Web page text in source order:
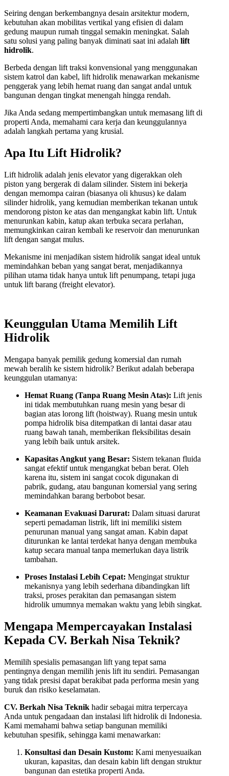
Seiring dengan berkembangnya desain arsitektur modern,
kebutuhan akan mobilitas vertikal yang efisien di dalam
gedung maupun rumah tinggal semakin meningkat. Salah
satu solusi yang paling banyak diminati saat ini adalah lift
hidrolik.
Berbeda dengan lift traksi konvensional yang menggunakan
sistem katrol dan kabel, lift hidrolik menawarkan mekanisme
penggerak yang lebih hemat ruang dan sangat andal untuk
bangunan dengan tingkat menengah hingga rendah.
Jika Anda sedang mempertimbangkan untuk memasang lift di
properti Anda, memahami cara kerja dan keunggulannya
adalah langkah pertama yang krusial.
Apa Itu Lift Hidrolik?
Lift hidrolik adalah jenis elevator yang digerakkan oleh
piston yang bergerak di dalam silinder. Sistem ini bekerja
dengan memompa cairan (biasanya oli khusus) ke dalam
silinder hidrolik, yang kemudian memberikan tekanan untuk
mendorong piston ke atas dan mengangkat kabin lift. Untuk
menurunkan kabin, katup akan terbuka secara perlahan,
memungkinkan cairan kembali ke reservoir dan menurunkan
lift dengan sangat mulus.
Mekanisme ini menjadikan sistem hidrolik sangat ideal untuk
memindahkan beban yang sangat berat, menjadikannya
pilihan utama tidak hanya untuk lift penumpang, tetapi juga
untuk lift barang (freight elevator).
Keunggulan Utama Memilih Lift
Hidrolik
Mengapa banyak pemilik gedung komersial dan rumah
mewah beralih ke sistem hidrolik? Berikut adalah beberapa
keunggulan utamanya:
Hemat Ruang (Tanpa Ruang Mesin Atas): Lift jenis
ini tidak membutuhkan ruang mesin yang besar di
bagian atas lorong lift (hoistway). Ruang mesin untuk
pompa hidrolik bisa ditempatkan di lantai dasar atau
ruang bawah tanah, memberikan fleksibilitas desain
yang lebih baik untuk arsitek.
Kapasitas Angkut yang Besar: Sistem tekanan fluida
sangat efektif untuk mengangkat beban berat. Oleh
karena itu, sistem ini sangat cocok digunakan di
pabrik, gudang, atau bangunan komersial yang sering
memindahkan barang berbobot besar.
Keamanan Evakuasi Darurat: Dalam situasi darurat
seperti pemadaman listrik, lift ini memiliki sistem
penurunan manual yang sangat aman. Kabin dapat
diturunkan ke lantai terdekat hanya dengan membuka
katup secara manual tanpa memerlukan daya listrik
tambahan.
Proses Instalasi Lebih Cepat: Mengingat struktur
mekanisnya yang lebih sederhana dibandingkan lift
traksi, proses perakitan dan pemasangan sistem
hidrolik umumnya memakan waktu yang lebih singkat.
Mengapa Mempercayakan Instalasi
Kepada CV. Berkah Nisa Teknik?
Memilih spesialis pemasangan lift yang tepat sama
pentingnya dengan memilih jenis lift itu sendiri. Pemasangan
yang tidak presisi dapat berakibat pada performa mesin yang
buruk dan risiko keselamatan.
CV. Berkah Nisa Teknik hadir sebagai mitra terpercaya
Anda untuk pengadaan dan instalasi lift hidrolik di Indonesia.
Kami memahami bahwa setiap bangunan memiliki
kebutuhan spesifik, sehingga kami menawarkan:
Konsultasi dan Desain Kustom: Kami menyesuaikan
ukuran, kapasitas, dan desain kabin lift dengan struktur
bangunan dan estetika properti Anda.